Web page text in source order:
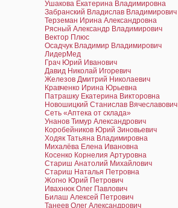
Ушакова Екатерина Владимировна
Забранский Владислав Владимирович
Терземан Ирина Александровна
Рясный Александр Владимирович
Вектор Плюс
Осадчук Владимир Владимирович
ЛидерМед
Грач Юрий Иванович
Давид Николай Игоревич
Железов Дмитрий Николаевич
Кравченко Ирина Юрьевна
Патрашку Екатерина Викторовна
Новошицкий Станислав Вячеславович
Сеть «Аптека от склада»
Унанов Тимур Александрович
Коробейников Юрий Зиновьевич
Ходяк Татьяна Владимировна
Михалёва Елена Ивановна
Косенко Корнелия Артуровна
Стариш Анатолий Михайлович
Стариш Наталья Петровна
Жогно Юрий Петрович
Ивахнюк Олег Павлович
Билаш Алексей Петрович
Танеев Олег Александрович